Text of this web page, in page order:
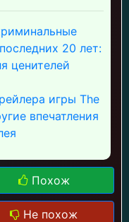
20 лет:
ценителей
игры The
впечатления
Похож
Не похож